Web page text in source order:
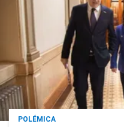
POLÉMICA